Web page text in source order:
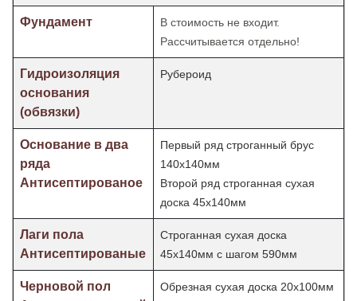
Фундамент
В стоимость не входит.
Рассчитывается отдельно!
Гидроизоляция
основания
(обвязки)
Рубероид
Основание в два
ряда
Антисептированое
Первый ряд строганный брус
140х140мм
Второй ряд строганная сухая
доска 45х140мм
Лаги пола
Антисептированые
Строганная сухая доска
45х140мм с шагом 590мм
Черновой пол
Обрезная сухая доска 20х100мм